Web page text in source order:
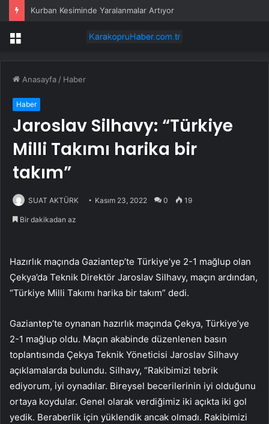
Kurban Kesiminde Yaralanmalar Artıyor
Menü
Anasayfa / Haber
Haber
Jaroslav Silhavy: “Türkiye
Milli Takımı harika bir
takım”
SUAT AKTÜRK Kasım 23, 2022 0 19
Bir dakikadan az
Hazırlık maçında Gaziantep’te Türkiye’ye 2-1 mağlup olan
Çekya’da Teknik Direktör Jaroslav Silhavy, maçın ardından,
“Türkiye Milli Takımı harika bir takım” dedi.
Gaziantep’te oynanan hazırlık maçında Çekya, Türkiye’ye
2-1 mağlup oldu. Maçın akabinde düzenlenen basın
toplantısında Çekya Teknik Yöneticisi Jaroslav Silhavy
açıklamalarda bulundu. Silhavy, “Rakibimizi tebrik
ediyorum, iyi oynadılar. Bireysel becerilerinin iyi olduğunu
ortaya koydular. Genel olarak verdiğimiz iki açıkta iki gol
yedik. Beraberlik için yüklendik ancak olmadı. Rakibimizi